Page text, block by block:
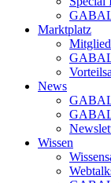
GABAL
Marktplatz
News
Wissen